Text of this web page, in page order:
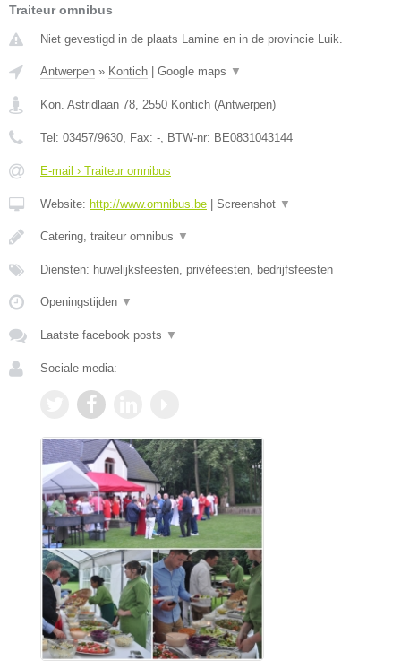
Traiteur omnibus
Niet gevestigd in de plaats Lamine en in de provincie Luik.
Antwerpen » Kontich | Google maps ▼
Kon. Astridlaan 78 2550 Kontich (Antwerpen)
Tel: 03457/9630 , Fax: - , BTW-nr: BE0831043144
E-mail › Traiteur omnibus
Website: http://www.omnibus.be | Screenshot ▼
Catering, traiteur omnibus ▼
Diensten: huwelijksfeesten, privéfeesten, bedrijfsfeesten
Openingstijden ▼
Laatste facebook posts ▼
Sociale media: